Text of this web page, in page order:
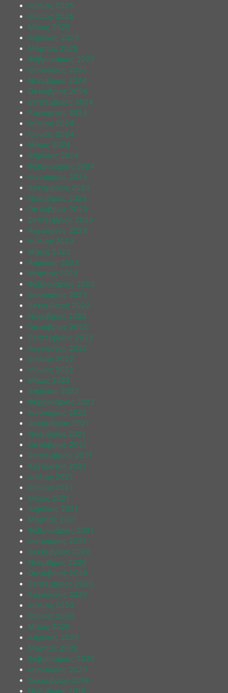
Ιούλιος 2025
Ιούνιος 2025
Μάιος 2025
Απρίλιος 2025
Μάρτιος 2025
Φεβρουάριος 2025
Ιανουάριος 2025
Νοέμβριος 2024
Οκτώβριος 2024
Σεπτέμβριος 2024
Αύγουστος 2024
Ιούλιος 2024
Ιούνιος 2024
Μάιος 2024
Απρίλιος 2024
Φεβρουάριος 2024
Ιανουάριος 2024
Δεκέμβριος 2023
Νοέμβριος 2023
Οκτώβριος 2023
Σεπτέμβριος 2023
Αύγουστος 2023
Ιούλιος 2023
Μάιος 2023
Απρίλιος 2023
Μάρτιος 2023
Φεβρουάριος 2023
Ιανουάριος 2023
Δεκέμβριος 2022
Νοέμβριος 2022
Οκτώβριος 2022
Σεπτέμβριος 2022
Αύγουστος 2022
Ιούλιος 2022
Ιούνιος 2022
Μάιος 2022
Απρίλιος 2022
Φεβρουάριος 2022
Ιανουάριος 2022
Δεκέμβριος 2021
Νοέμβριος 2021
Οκτώβριος 2021
Σεπτέμβριος 2021
Αύγουστος 2021
Ιούλιος 2021
Ιούνιος 2021
Μάιος 2021
Απρίλιος 2021
Μάρτιος 2021
Φεβρουάριος 2021
Ιανουάριος 2021
Δεκέμβριος 2020
Νοέμβριος 2020
Οκτώβριος 2020
Σεπτέμβριος 2020
Αύγουστος 2020
Ιούλιος 2020
Ιούνιος 2020
Μάιος 2020
Απρίλιος 2020
Μάρτιος 2020
Φεβρουάριος 2020
Ιανουάριος 2020
Δεκέμβριος 2019
Νοέμβριος 2019